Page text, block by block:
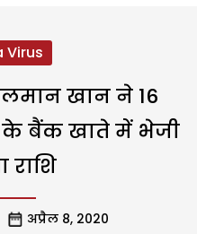
Virus
खान ने 16
के बैंक खाते में भेजी
राशि
अप्रैल 8, 2020